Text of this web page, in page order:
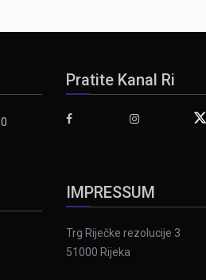
Pratite Kanal Ri
IMPRESSUM
Trg Riječke rezolucije 3
51000 Rijeka